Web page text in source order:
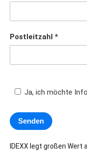
Postleitzahl
Ja, ich möchte
IDEXX legt großen